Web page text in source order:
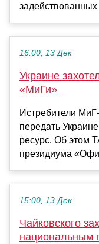
задействованных
16:00, 13 Дек
Украине
«МиГи»
Истребители
передать
ресурс. Об этом
президиума
15:00, 13 Дек
Чайковского
национальным